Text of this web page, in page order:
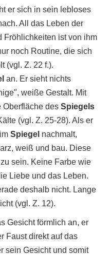
er sich in sein lebloses
All das Leben der
Fröhlichkeiten ist von ihm
noch Routine, die sich
(vgl. Z. 22 f.).
an. Er sieht nichts
weiße Gestalt. Mit
Oberfläche des Spiegels
(vgl. Z. 25-28). Als er
Spiegel nachmalt,
weiß und bau. Diese
sein. Keine Farbe wie
Liebe und das Leben.
deshalb nicht. Lange
(vgl. Z. 12).
Gesicht förmlich an, er
Faust direkt auf das
sein Gesicht und somit